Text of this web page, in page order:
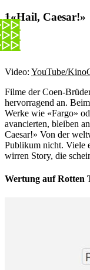
«Hail, Caesar!»
Video: YouTube/
Filme der Coen-
hervorragend an.
Werke wie «Fargo»
avancierten, bleiben
Caesar!» Von der
Publikum nicht. Viele
wirren Story, die
Wertung auf Rotten